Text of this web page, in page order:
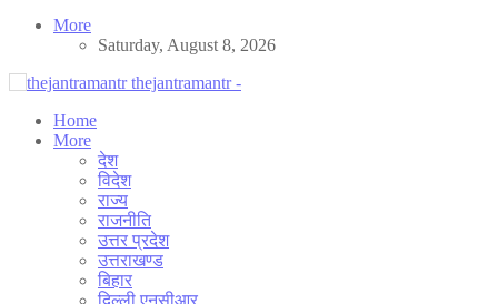
More
Saturday, August 8, 2026
thejantramantr -
Home
More
देश
विदेश
राज्य
राजनीति
उत्तर प्रदेश
उत्तराखण्ड
बिहार
दिल्ली एनसीआर